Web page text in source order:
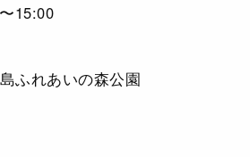
15:00
ふれあいの森公園